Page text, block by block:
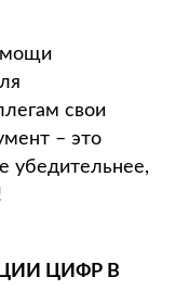
свои
– это
убедительнее,
ЦИФР В